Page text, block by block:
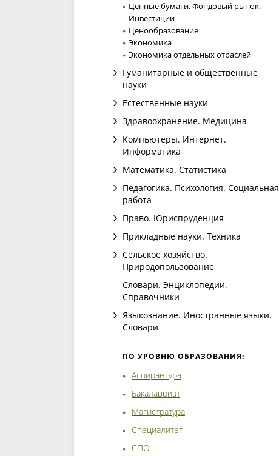
Ценные бумаги. Фондовый рынок.
Инвестиции
Ценообразование
Экономика
Экономика отдельных отраслей
Гуманитарные и общественные
науки
Естественные науки
Здравоохранение. Медицина
Компьютеры. Интернет.
Информатика
Математика. Статистика
Педагогика. Психология. Социальная
работа
Право. Юриспруденция
Прикладные науки. Техника
Сельское хозяйство.
Природопользование
Словари. Энциклопедии.
Справочники
Языкознание. Иностранные языки.
Словари
ПО УРОВНЮ ОБРАЗОВАНИЯ:
Аспирантура
Бакалавриат
Магистратура
Специалитет
СПО